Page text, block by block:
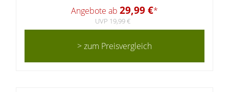
Angebote ab 29,99 €*
UVP 19,99 €
> zum Preisvergleich